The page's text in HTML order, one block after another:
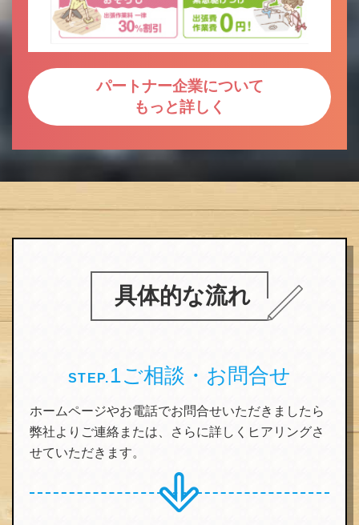
パートナー企業について
もっと詳しく
具体的な流れ
STEP. 1ご相談・お問合せ
ホームページやお電話でお問合せいただきましたら
弊社よりご連絡または、さらに詳しくヒアリングさ
せていただきます。